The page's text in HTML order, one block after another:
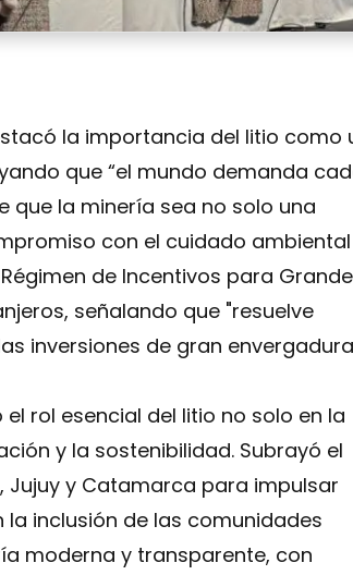
en la agenda de desarrollo
la importancia del litio como
que “el mundo demanda
que la minería sea no solo una
con el cuidado
de Incentivos para
señalando que "resuelve
inversiones de gran
rol esencial del litio no solo en la
y la sostenibilidad. Subrayó el
Jujuy y Catamarca para impulsar
inclusión de las comunidades
moderna y transparente, con